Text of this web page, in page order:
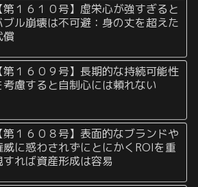
第１６１０号】虚栄心が強すぎると
ブル崩壊は不可避：身の丈を超えた
償
第１６０９号】長期的な持続可能性
考慮すると自制心には頼れない
第１６０８号】表面的なブランドや
威に惑わされずにとにかくROIを重
すれば資産形成は容易